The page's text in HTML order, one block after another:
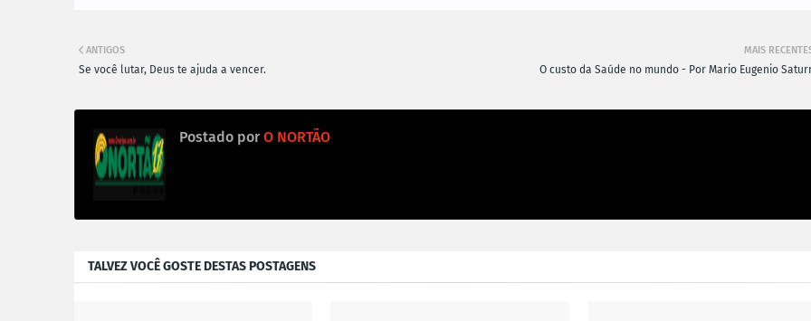
MAIS
O custo da Saúde no mundo - Por Mario Eugenio
ANTIGOS
Se você lutar, Deus te ajuda a vencer.
Postado por O NORTÃO
TALVEZ VOCÊ GOSTE DESTAS POSTAGENS